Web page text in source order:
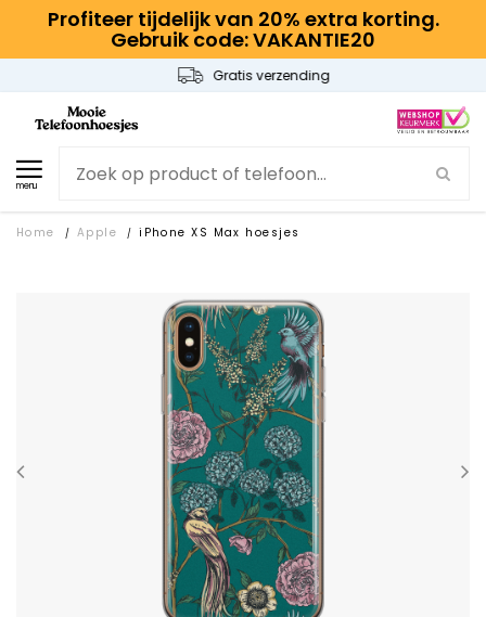
Profiteer tijdelijk van 20% extra korting.
Gebruik code: VAKANTIE20
Gratis verzending
menu
Home / Apple / iPhone XS Max hoesjes